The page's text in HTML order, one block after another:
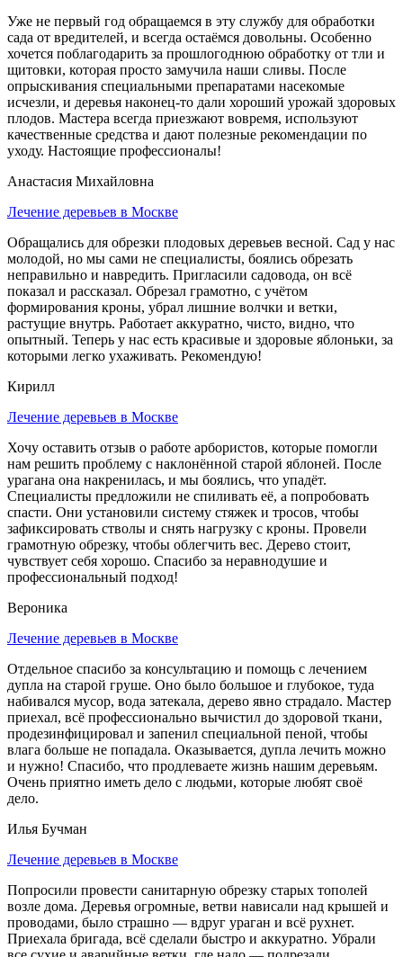
Уже не первый год обращаемся в эту службу для обработки
сада от вредителей, и всегда остаёмся довольны. Особенно
хочется поблагодарить за прошлогоднюю обработку от тли и
щитовки, которая просто замучила наши сливы. После
опрыскивания специальными препаратами насекомые
исчезли, и деревья наконец-то дали хороший урожай здоровых
плодов. Мастера всегда приезжают вовремя, используют
качественные средства и дают полезные рекомендации по
уходу. Настоящие профессионалы!
Анастасия Михайловна
Лечение деревьев в Москве
Обращались для обрезки плодовых деревьев весной. Сад у нас
молодой, но мы сами не специалисты, боялись обрезать
неправильно и навредить. Пригласили садовода, он всё
показал и рассказал. Обрезал грамотно, с учётом
формирования кроны, убрал лишние волчки и ветки,
растущие внутрь. Работает аккуратно, чисто, видно, что
опытный. Теперь у нас есть красивые и здоровые яблоньки, за
которыми легко ухаживать. Рекомендую!
Кирилл
Лечение деревьев в Москве
Хочу оставить отзыв о работе арбористов, которые помогли
нам решить проблему с наклонённой старой яблоней. После
урагана она накренилась, и мы боялись, что упадёт.
Специалисты предложили не спиливать её, а попробовать
спасти. Они установили систему стяжек и тросов, чтобы
зафиксировать стволы и снять нагрузку с кроны. Провели
грамотную обрезку, чтобы облегчить вес. Дерево стоит,
чувствует себя хорошо. Спасибо за неравнодушие и
профессиональный подход!
Вероника
Лечение деревьев в Москве
Отдельное спасибо за консультацию и помощь с лечением
дупла на старой груше. Оно было большое и глубокое, туда
набивался мусор, вода затекала, дерево явно страдало. Мастер
приехал, всё профессионально вычистил до здоровой ткани,
продезинфицировал и запенил специальной пеной, чтобы
влага больше не попадала. Оказывается, дупла лечить можно
и нужно! Спасибо, что продлеваете жизнь нашим деревьям.
Очень приятно иметь дело с людьми, которые любят своё
дело.
Илья Бучман
Лечение деревьев в Москве
Попросили провести санитарную обрезку старых тополей
возле дома. Деревья огромные, ветви нависали над крышей и
проводами, было страшно — вдруг ураган и всё рухнет.
Приехала бригада, всё сделали быстро и аккуратно. Убрали